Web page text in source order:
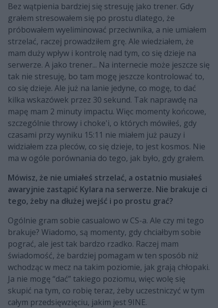
Bez wątpienia bardziej się stresuję jako trener. Gdy
grałem stresowałem się po prostu dlatego, że
próbowałem wyeliminować przeciwnika, a nie umiałem
strzelać, raczej prowadziłem grę. Ale wiedziałem, że
mam duży wpływ i kontrolę nad tym, co się dzieje na
serwerze. A jako trener... Na internecie może jeszcze się
tak nie stresuję, bo tam mogę jeszcze kontrolować to,
co się dzieje. Ale już na lanie jedyne, co mogę, to dać
kilka wskazówek przez 30 sekund. Tak naprawdę na
mapę mam 2 minuty impactu. Więc momenty końcowe,
szczególnie throwy i choke'i, o których mówiłeś, gdy
czasami przy wyniku 15:11 nie miałem już pauzy i
widziałem zza pleców, co się dzieje, to jest kosmos. Nie
ma w ogóle porównania do tego, jak było, gdy grałem.
Mówisz, że nie umiałeś strzelać, a ostatnio musiałeś
awaryjnie zastąpić Kylara na serwerze. Nie brakuje ci
tego, żeby na dłużej wejść i po prostu grać?
Ogólnie gram sobie casualowo w CS-a. Ale czy mi tego
brakuje? Wiadomo, są momenty, gdy chciałbym sobie
pograć, ale jest tak bardzo rzadko. Raczej mam
świadomość, że bardziej pomagam w ten sposób niż
wchodząc w mecz na takim poziomie, jak grają chłopaki.
Ja nie mogę “dać” takiego poziomu, więc wolę się
skupić na tym, co robię teraz, żeby uczestniczyć w tym
całym przedsięwzięciu, jakim jest 9INE.